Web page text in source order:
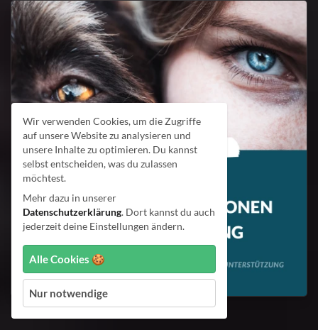
Wir verwenden Cookies, um die Zugriffe
auf unsere Website zu analysieren und
unsere Inhalte zu optimieren. Du kannst
selbst entscheiden, was du zulassen
möchtest.
Mehr dazu in unserer
Datenschutzerklärung. Dort kannst du auch
jederzeit deine Einstellungen ändern.
Alle Cookies 🍪
Nur notwendige